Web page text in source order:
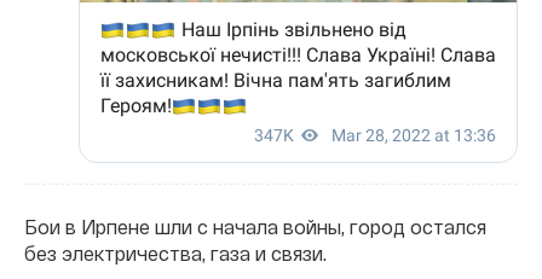
Бои в Ирпене шли с начала войны, город остался
без электричества, газа и связи.